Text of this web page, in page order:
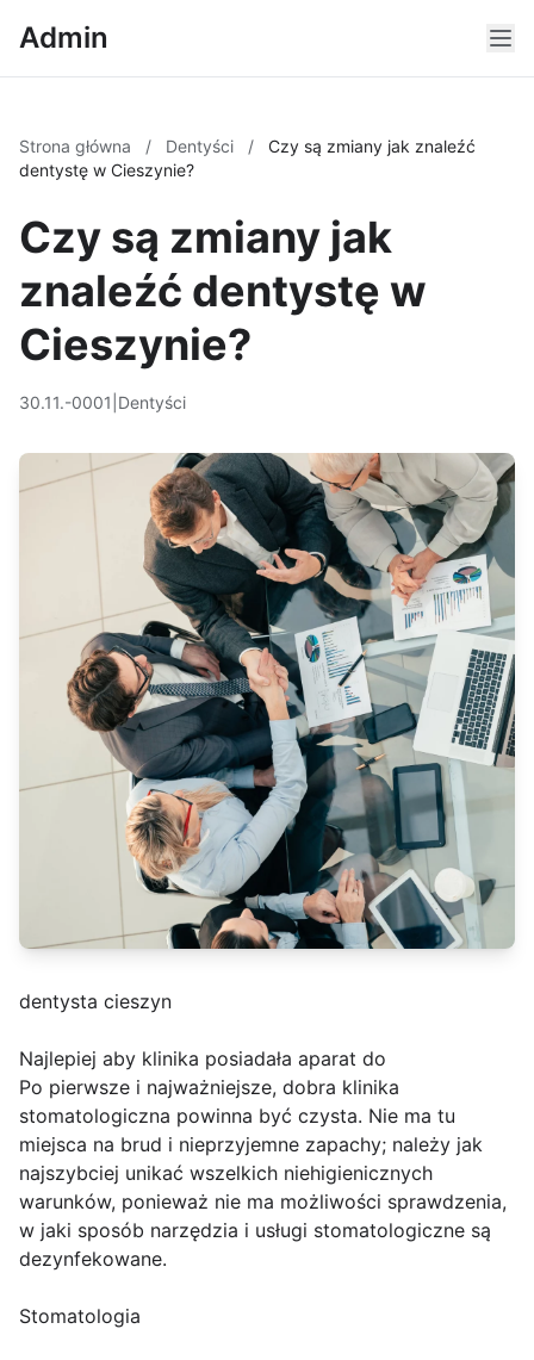
Admin
Strona główna / Dentyści /
Czy są zmiany jak znaleźć
dentystę w Cieszynie?
Czy są zmiany jak
znaleźć dentystę w
Cieszynie?
30.11.-0001 Dentyści
dentysta cieszyn
Najlepiej aby klinika posiadała aparat do
Po pierwsze i najważniejsze, dobra klinika
stomatologiczna powinna być czysta. Nie ma tu
miejsca na brud i nieprzyjemne zapachy; należy jak
najszybciej unikać wszelkich niehigienicznych
warunków, ponieważ nie ma możliwości sprawdzenia,
w jaki sposób narzędzia i usługi stomatologiczne są
dezynfekowane.
Stomatologia